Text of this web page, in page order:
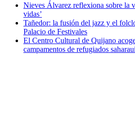
Nieves Álvarez reflexiona sobre la
vidas’
Tañedor: la fusión del jazz y el
Palacio de Festivales
El Centro Cultural de Quijano
campamentos de refugiados